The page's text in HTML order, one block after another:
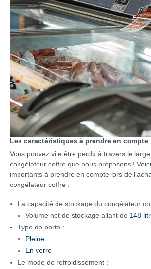
Les caractéristiques à prendre en compte
Vous pouvez vite être perdu à travers le
congélateur coffre que nous proposons !
importants à prendre en compte lors de
congélateur coffre :
La capacité de stockage du congélateur
Volume net de stockage allant de 148
Type de porte :
Pleine
En verre
Le mode de refroidissement :